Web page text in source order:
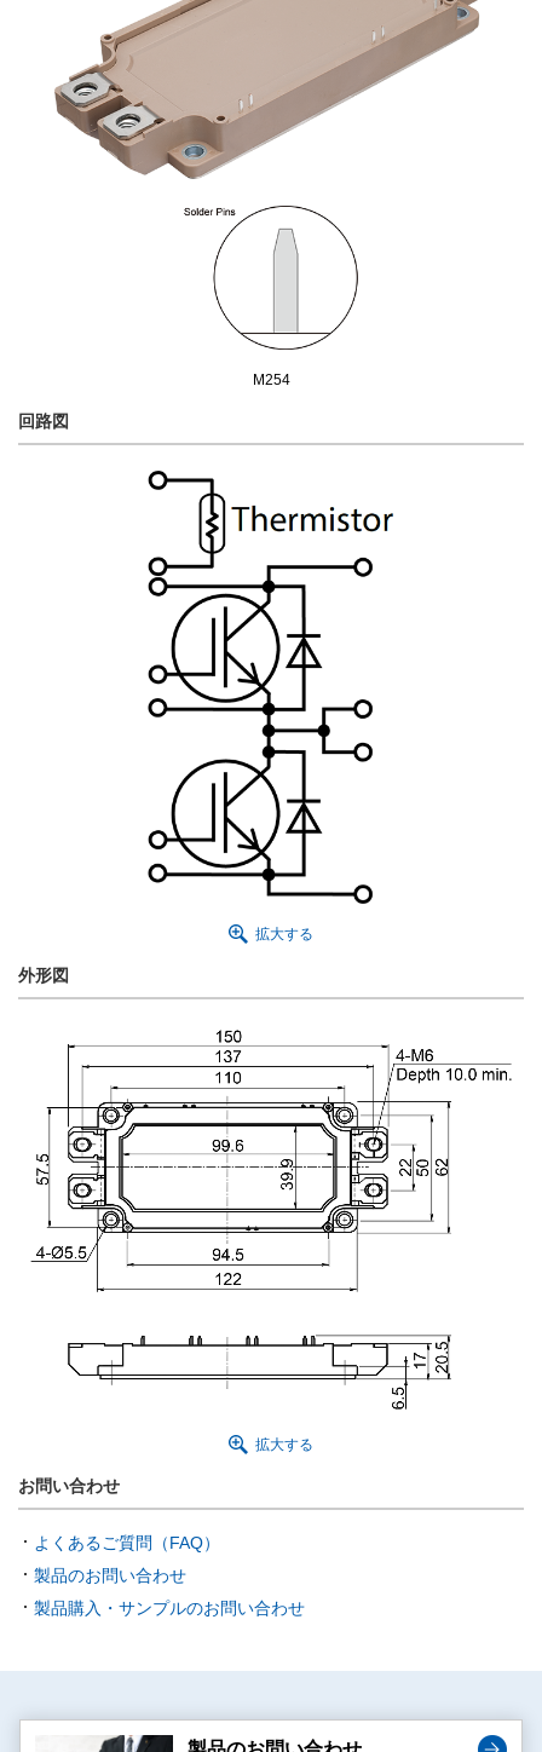
M254
回路図
拡大する
外形図
拡大する
お問い合わせ
よくあるご質問（FAQ）
製品のお問い合わせ
製品購入・サンプルのお問い合わせ